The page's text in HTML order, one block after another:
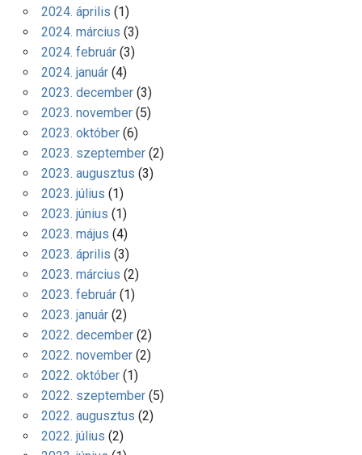
2024. április (1)
2024. március (3)
2024. február(3)
2024. január(4)
2023. december(3)
2023. november(5)
2023. október(6)
2023. szeptember(2)
2023. augusztus (3)
2023. július (1)
2023. június (1)
2023. május (4)
2023. április (3)
2023. március (2)
2023. február(1)
2023. január(2)
2022. december(2)
2022. november(2)
2022. október(1)
2022. szeptember(5)
2022. augusztus (2)
2022. július (2)